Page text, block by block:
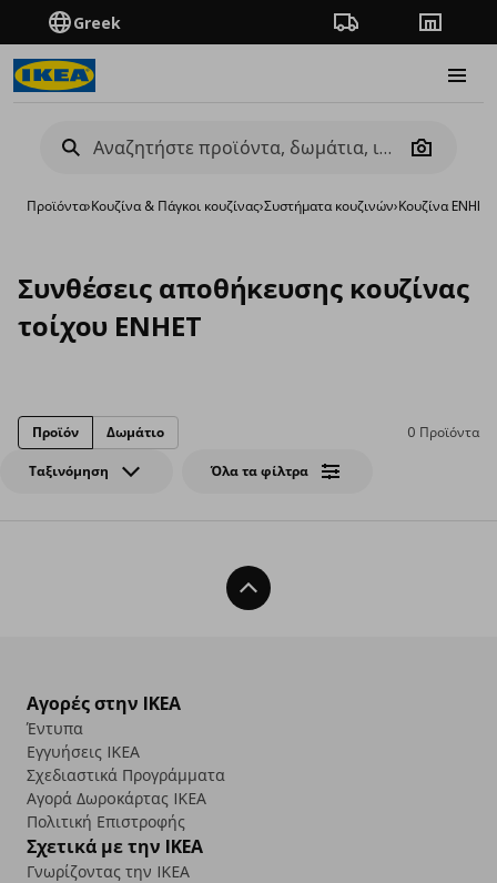
Greek Πορεία παραγγελίας
Camera
Προϊόντα›Κουζίνα & Πάγκοι κουζίνας›Συστήματα κουζινών›Κουζίνα ENHET
Συνθέσεις αποθήκευσης κουζίνας
τοίχου ENHET
Ταξινόμηση Όλα τα φίλτρα
0 Προϊόντα
Προϊόν Δωμάτιο
Back To Top
Αγορές στην IKEA
Έντυπα
Εγγυήσεις IKEA
Σχεδιαστικά Προγράμματα
Αγορά Δωρoκάρτας IKEA
Πολιτική Επιστροφής
Σχετικά με την IKEA
Γνωρίζοντας την IKEA